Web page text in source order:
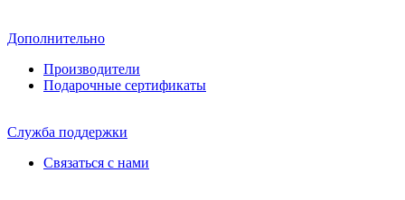
Дополнительно
Производители
Подарочные сертификаты
Служба поддержки
Связаться с нами